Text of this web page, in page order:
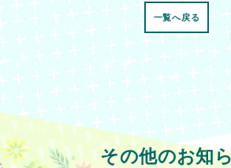
一覧へ戻る
その他のお知